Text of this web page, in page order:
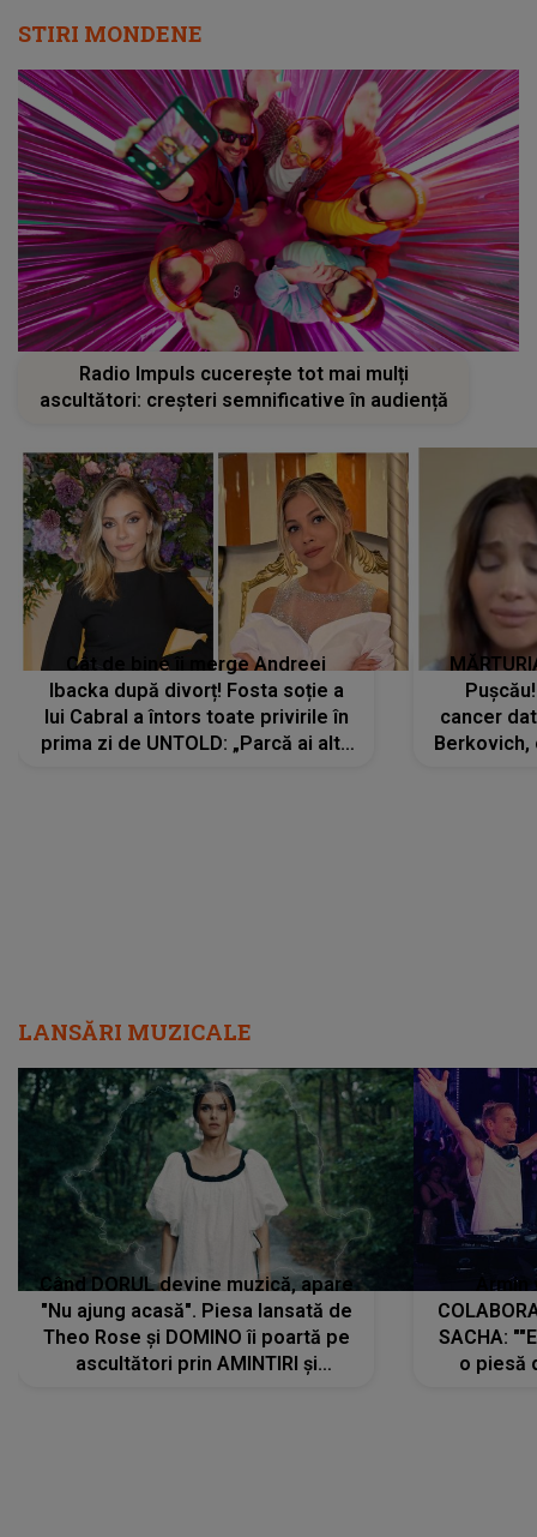
STIRI MONDENE
Radio Impuls cucerește tot mai mulți
ascultători: creșteri semnificative în audiență
Cât de bine îi merge Andreei
Ibacka după divorț! Fosta soție a
lui Cabral a întors toate privirile în
prima zi de UNTOLD: „Parcă ai altă
cancer
Berkovich,
LANSĂRI MUZICALE
Când DORUL devine muzică, apare
"Nu ajung acasă". Piesa lansată de
Theo Rose și DOMINO îi poartă pe
ascultători prin AMINTIRI și
SACHA:
o piesă